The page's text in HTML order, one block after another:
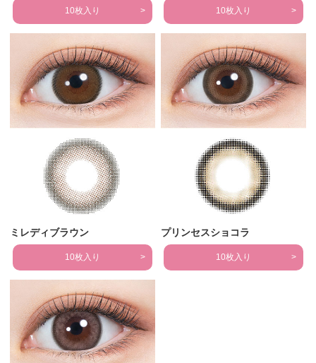
10枚入り 10枚入り
ミレディブラウン
10枚入り
プリンセスショコラ
10枚入り